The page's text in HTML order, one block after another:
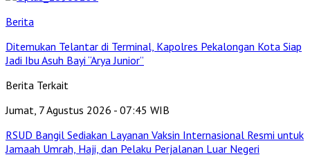
Berita
Ditemukan Telantar di Terminal, Kapolres Pekalongan Kota Siap
Jadi Ibu Asuh Bayi “Arya Junior”
Berita Terkait
Jumat, 7 Agustus 2026 - 07:45 WIB
RSUD Bangil Sediakan Layanan Vaksin Internasional Resmi untuk
Jamaah Umrah, Haji, dan Pelaku Perjalanan Luar Negeri